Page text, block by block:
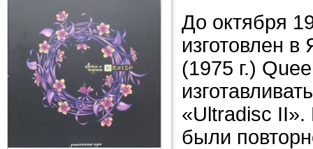
До октября
изготовлен
(1975 г.)
«Ultradisc II».
были